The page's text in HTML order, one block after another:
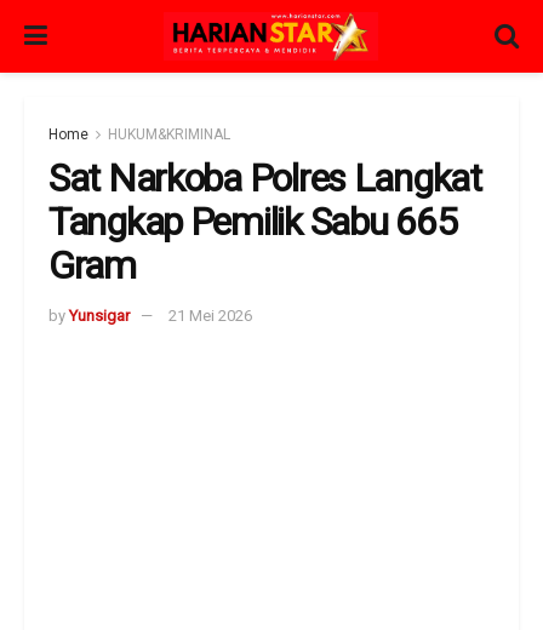
Home HUKUM&KRIMINAL
Sat Narkoba Polres Langkat
Tangkap Pemilik Sabu 665
Gram
by Yunsigar 21 Mei 2026